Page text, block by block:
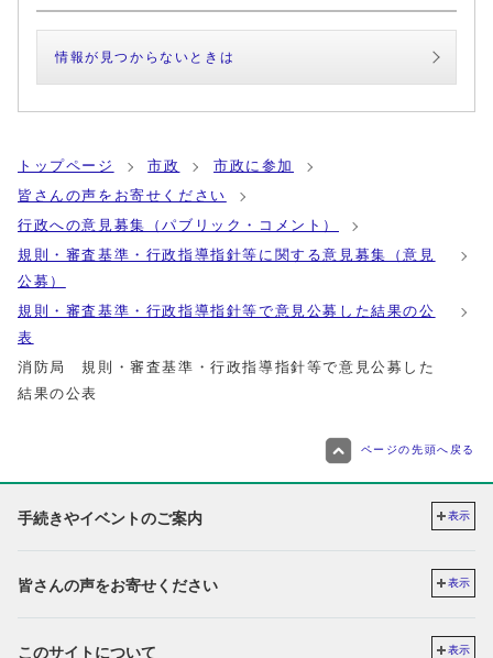
情報が見つからないときは
トップページ 市政
市政に参加
皆さんの声をお寄せください
行政への意見募集（パブリック・コメント）
規則・審査基準・行政指導指針等に関する意見募集（意見
公募）
規則・審査基準・行政指導指針等で意見公募した結果の公
表
消防局 規則・審査基準・行政指導指針等で意見公募した
結果の公表
ページの先頭へ戻る
手続きやイベントのご案内 表示
皆さんの声をお寄せください 表示
このサイトについて 表示